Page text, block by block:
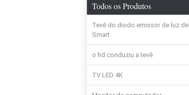
Todos os Produtos
Tevê do diodo emissor de luz de
Smart
o hd conduziu a tevê
TV LED 4K